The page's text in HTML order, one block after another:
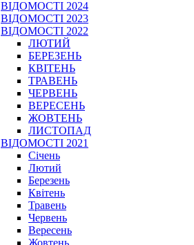
ВІДОМОСТІ 2024
ВІДОМОСТІ 2023
ВІДОМОСТІ 2022
ЛЮТИЙ
БЕРЕЗЕНЬ
КВІТЕНЬ
ТРАВЕНЬ
ЧЕРВЕНЬ
ВЕРЕСЕНЬ
ЖОВТЕНЬ
ЛИСТОПАД
ВІДОМОСТІ 2021
Січень
Лютий
Березень
Квітень
Травень
Червень
Вересень
Жовтень